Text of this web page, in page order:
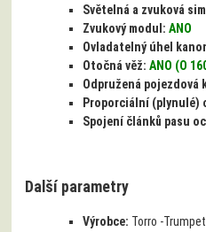
Světelná a zvuková
Zvukový modul:ANO
Ovladatelný úhel
Otočná věž:ANO (O
Odpružená pojezdová
Proporciální (plynulé)
Spojení článků pasu
Další parametry
Výrobce: Torro -